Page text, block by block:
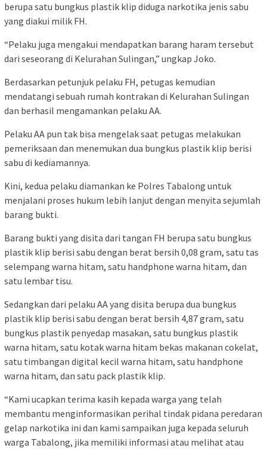
berupa satu bungkus plastik klip diduga narkotika jenis sabu
yang diakui milik FH.
“Pelaku juga mengakui mendapatkan barang haram tersebut
dari seseorang di Kelurahan Sulingan,” ungkap Joko.
Berdasarkan petunjuk pelaku FH, petugas kemudian
mendatangi sebuah rumah kontrakan di Kelurahan Sulingan
dan berhasil mengamankan pelaku AA.
Pelaku AA pun tak bisa mengelak saat petugas melakukan
pemeriksaan dan menemukan dua bungkus plastik klip berisi
sabu di kediamannya.
Kini, kedua pelaku diamankan ke Polres Tabalong untuk
menjalani proses hukum lebih lanjut dengan menyita sejumlah
barang bukti.
Barang bukti yang disita dari tangan FH berupa satu bungkus
plastik klip berisi sabu dengan berat bersih 0,08 gram, satu tas
selempang warna hitam, satu handphone warna hitam, dan
satu lembar tisu.
Sedangkan dari pelaku AA yang disita berupa dua bungkus
plastik klip berisi sabu dengan berat bersih 4,87 gram, satu
bungkus plastik penyedap masakan, satu bungkus plastik
warna hitam, satu kotak warna hitam bekas makanan cokelat,
satu timbangan digital kecil warna hitam, satu handphone
warna hitam, dan satu pack plastik klip.
“Kami ucapkan terima kasih kepada warga yang telah
membantu menginformasikan perihal tindak pidana peredaran
gelap narkotika ini dan kami sampaikan juga kepada seluruh
warga Tabalong, jika memiliki informasi atau melihat atau